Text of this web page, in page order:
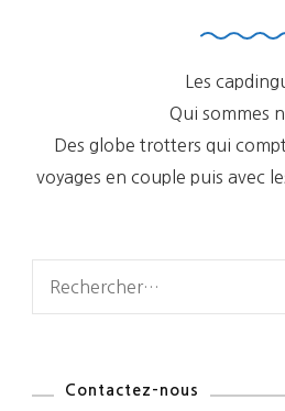
Les
Qui sommes
Des globe trotters qui
voyages en couple puis avec
Contactez-nous